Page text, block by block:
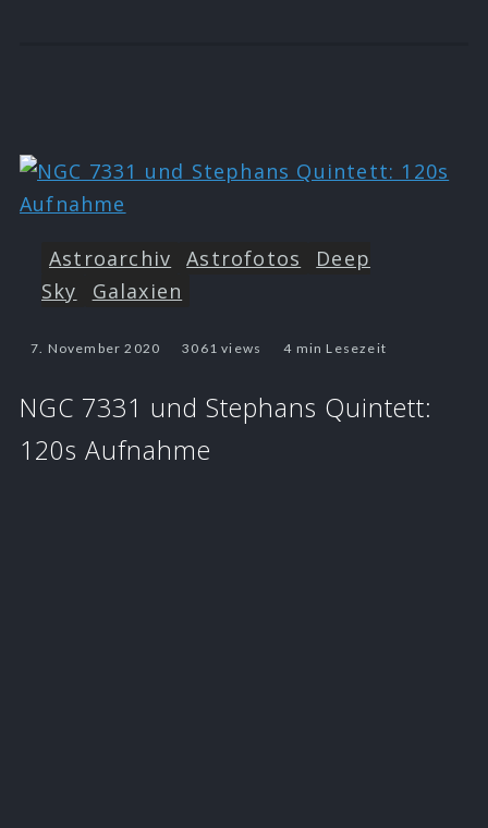
Astroarchiv Astrofotos
Deep
Sky
Galaxien
7. November 2020 3061 views 4 min Lesezeit
NGC 7331 und Stephans Quintett:
120s Aufnahme